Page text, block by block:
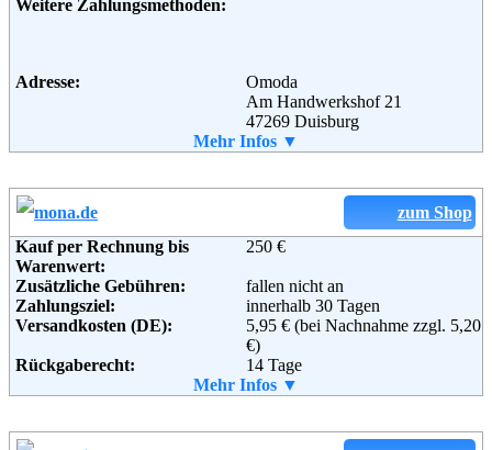
Soziale Kanäle:
Weiterführende
AGB
Weitere Zahlungsmethoden:
Adresse:
Omoda
Am Handwerkshof 21
47269 Duisburg
+49 (0) 203 - 4518295
Soziale Kanäle:
Weiterführende
Informationen:
Blog,
Mehr Infos ▼
zum Shop
Kauf per Rechnung bis
Warenwert:
250 €
Zusätzliche Gebühren:
fallen nicht an
Zahlungsziel:
innerhalb 30 Tagen
Versandkosten (DE):
5,95 € (bei Nachnahme zzgl. 5,20
€)
Rückgaberecht:
14 Tage
Nein
Mehr Infos ▼